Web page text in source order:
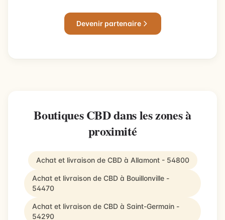
Devenir partenaire
Boutiques CBD dans les zones à
proximité
Achat et livraison de CBD à Allamont - 54800
Achat et livraison de CBD à Bouillonville -
54470
Achat et livraison de CBD à Saint-Germain -
54290